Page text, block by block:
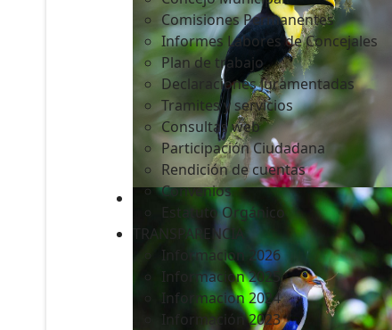
Comisiones Permanentes
Informes Labores de Concejales
Plan de trabajo
Declaraciones Juramentadas
Tramites y servicios
Consultas web
Participación Ciudadana
Rendición de cuentas
Convenios
Estatuto Orgánico
TRANSPARENCIA
Informacion 2026
Informacion 2025
Informacion 2024
Información 2023